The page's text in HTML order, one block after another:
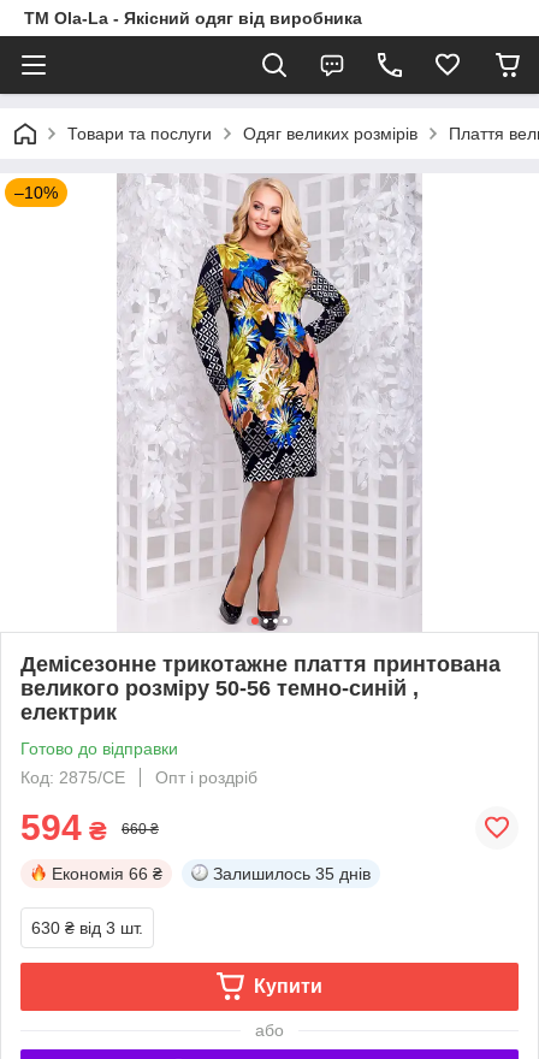
TM Ola-La - Якісний одяг від виробника
Товари та послуги Одяг великих розмірів Плаття
–10%
Демісезонне трикотажне плаття принтована
великого розміру 50-56 темно-синій ,
електрик
Готово до відправки
Код: 2875/СЕ
Опт і роздріб
594 ₴ 660 ₴
Економія 66 ₴ Залишилось 35 днів
630 ₴ від 3 шт.
Купити
або